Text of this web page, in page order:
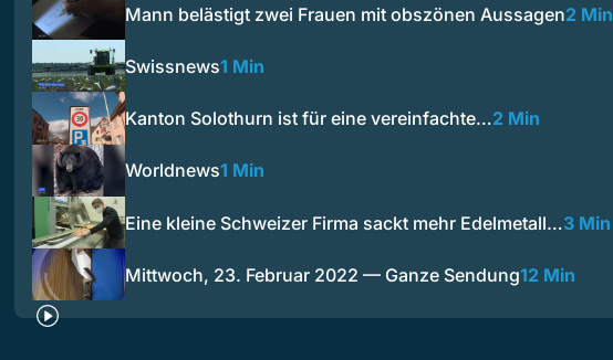
Mann belästigt zwei Frauen mit obszönen Aussagen2 Min
Swissnews1 Min
Kanton Solothurn ist für eine vereinfachte…2 Min
Worldnews1 Min
Eine kleine Schweizer Firma sackt mehr Edelmetall…3 Min
Mittwoch, 23. Februar 2022 — Ganze Sendung12 Min